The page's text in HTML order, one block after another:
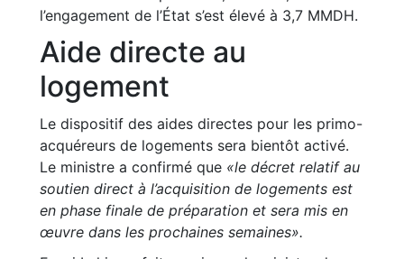
l’engagement de l’État s’est élevé à 3,7 MMDH.
Aide directe au
logement
Le dispositif des aides directes pour les primo-
acquéreurs de logements sera bientôt activé.
Le ministre a confirmé que «le décret relatif au
soutien direct à l’acquisition de logements est
en phase finale de préparation et sera mis en
œuvre dans les prochaines semaines».